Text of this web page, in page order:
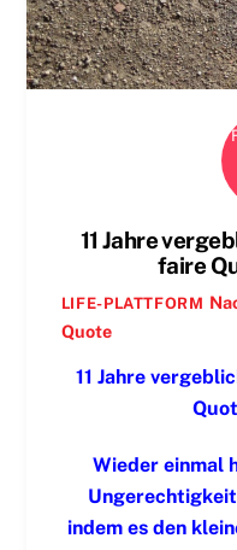
11 Jahre
faire
LIFE-PLATTFORM
Quote
11 Jahre
Wieder einmal
indem es den